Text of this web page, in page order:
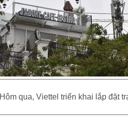
Hôm qua, Viettel triển khai lắp đặt